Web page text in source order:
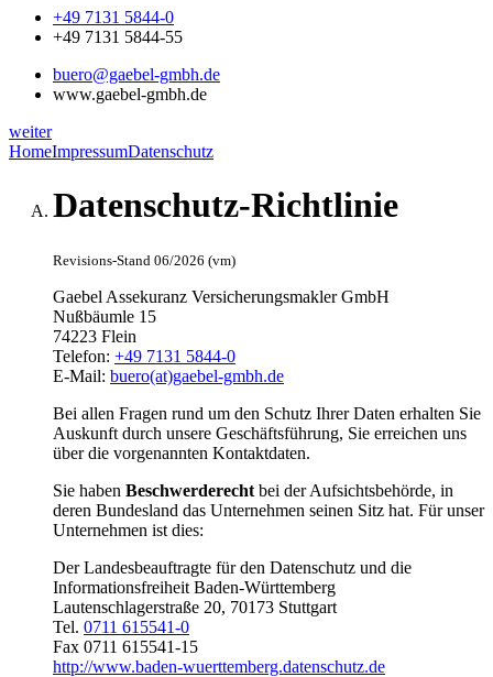
+49 7131 5844-0
+49 7131 5844-55
buero@gaebel-gmbh.de
www.gaebel-gmbh.de
weiter
HomeImpressumDatenschutz
Datenschutz-Richtlinie
Revisions-Stand 06/2026 (vm)
Gaebel Assekuranz Versicherungsmakler GmbH
Nußbäumle 15
74223 Flein
Telefon: +49 7131 5844-0
E-Mail: buero(at)gaebel-gmbh.de
Bei allen Fragen rund um den Schutz Ihrer Daten erhalten Sie
Auskunft durch unsere Geschäftsführung, Sie erreichen uns
über die vorgenannten Kontaktdaten.
Sie haben Beschwerderecht bei der Aufsichtsbehörde, in
deren Bundesland das Unternehmen seinen Sitz hat. Für unser
Unternehmen ist dies:
Der Landesbeauftragte für den Datenschutz und die
Informationsfreiheit Baden-Württemberg
Lautenschlagerstraße 20, 70173 Stuttgart
Tel. 0711 615541-0
Fax 0711 615541-15
http://www.baden-wuerttemberg.datenschutz.de